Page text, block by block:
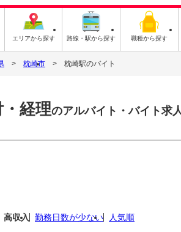
エリアから探す 路線・駅から探す 職種から探す
枕崎市 枕崎駅のバイト
経理のアルバイト・バイト求
高収入 勤務日数が少ない 人気順